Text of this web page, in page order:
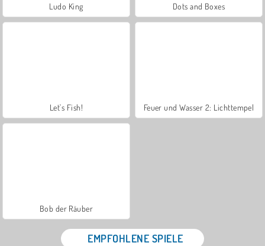
Ludo King Dots and Boxes
Let's Fish! Feuer und Wasser 2: Lichttempel
Bob der Räuber
EMPFOHLENE SPIELE